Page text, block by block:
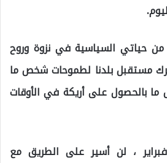
أضيع 32 عامًا من حياتي السياسية في نزوة وروح
مستقبل بلدنا لطموحات شخص ما
بالحصول على أريكة في الأوقات
بينما أنتقد بقايا 28 فبراير ، لن أسير على الطريق مع